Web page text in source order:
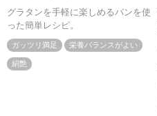
～
グラタンを手軽に楽しめるパンを使
った簡単レシピ。
ガッツリ満足 栄養バランスがよい
絹艶